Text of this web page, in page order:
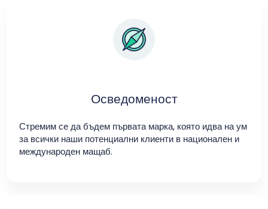
Осведоменост
Стремим се да бъдем първата марка, която идва на ум
за всички наши потенциални клиенти в национален и
международен мащаб.